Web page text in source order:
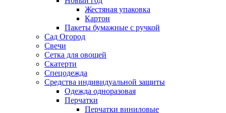
Жестяная упаковка
Картон
Пакеты бумажные с ручкой
Сад Огород
Свечи
Сетка для овощей
Скатерти
Спецодежда
Средства индивидуальной защиты
Одежда одноразовая
Перчатки
Перчатки виниловые